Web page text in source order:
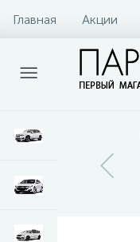
Главная Акции